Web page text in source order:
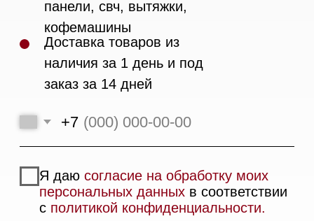
Вызвать менеджера на дом